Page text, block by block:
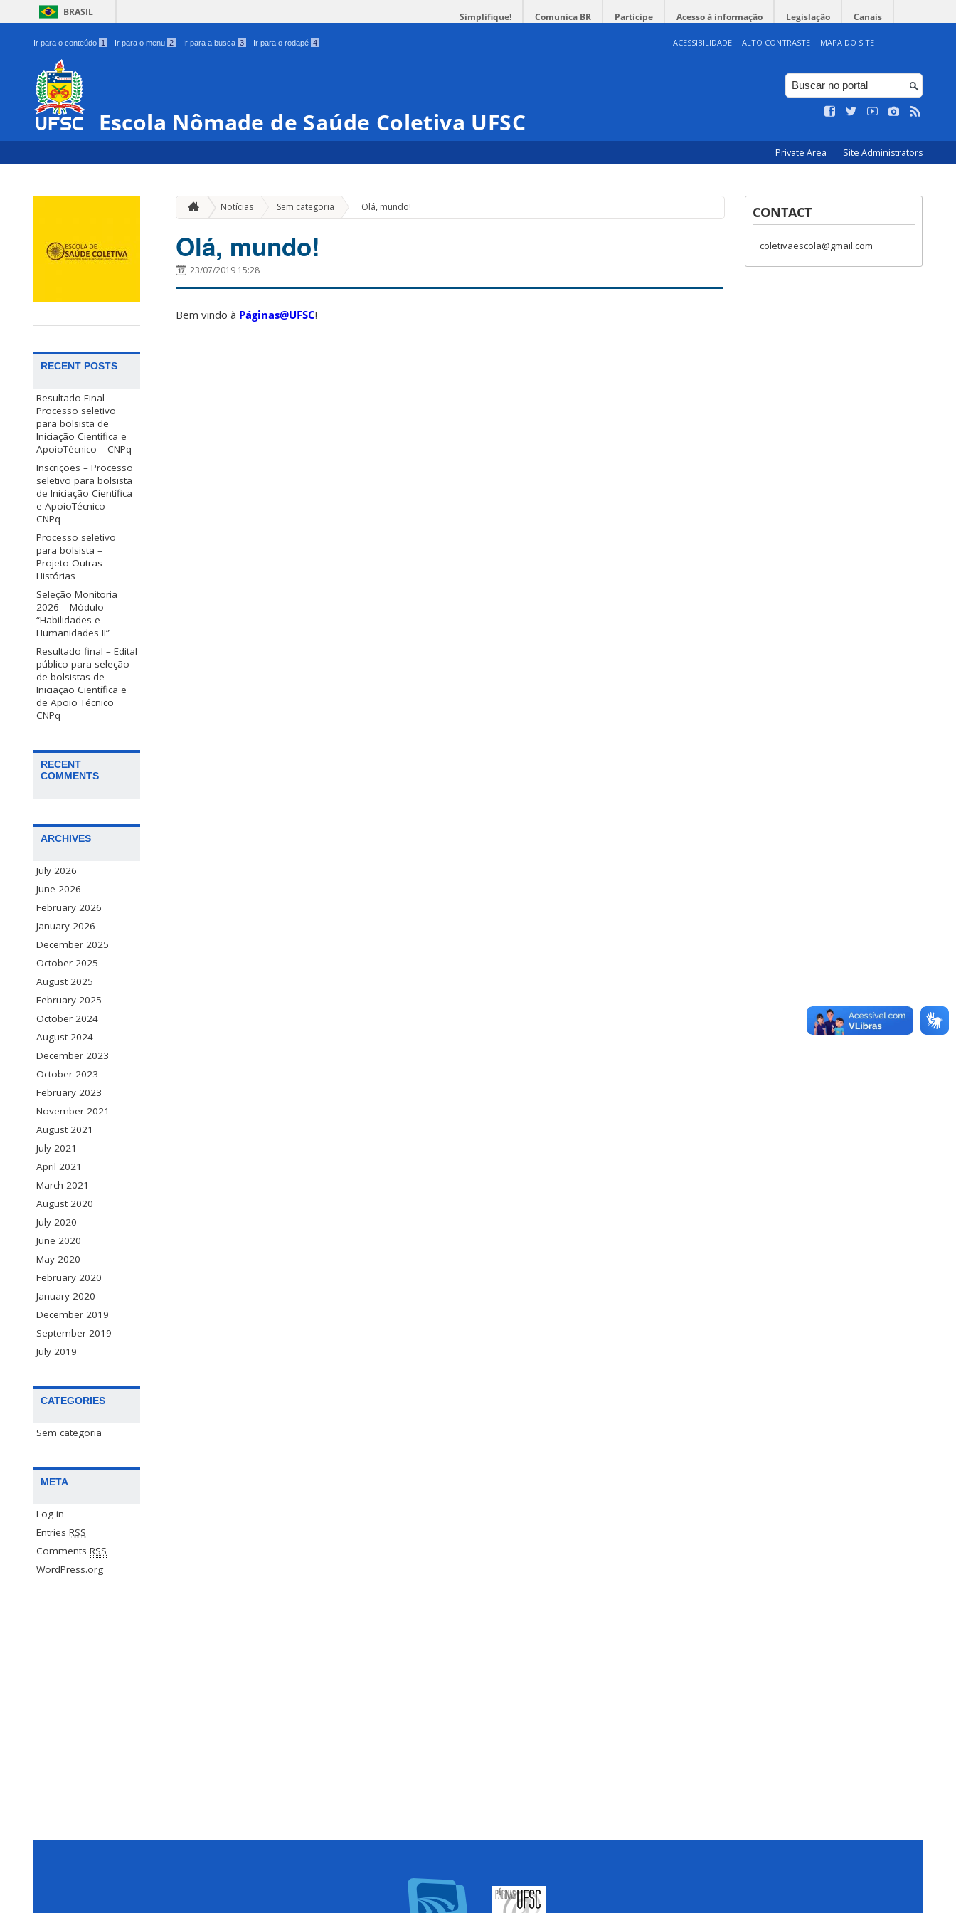
BRASIL Simplifique! Comunica BR Participe Acesso à informação Legislação Canais
Ir para o conteúdo 1 Ir para o menu 2 Ir para a busca 3 Ir para o rodapé 4 ACESSIBILIDADE ALTO CONTRASTE MAPA DO SITE
Escola Nômade de Saúde Coletiva UFSC
Private Area Site Administrators
RECENT POSTS
Resultado Final –
Processo seletivo
para bolsista de
Iniciação Científica e
ApoioTécnico – CNPq
Inscrições – Processo
seletivo para bolsista
de Iniciação Científica
e ApoioTécnico –
CNPq
Processo seletivo
para bolsista –
Projeto Outras
Histórias
Seleção Monitoria
2026 – Módulo
“Habilidades e
Humanidades II”
Resultado final – Edital
público para seleção
de bolsistas de
Iniciação Científica e
de Apoio Técnico
CNPq
RECENT
COMMENTS
ARCHIVES
July 2026
June 2026
February 2026
January 2026
December 2025
October 2025
August 2025
February 2025
October 2024
August 2024
December 2023
October 2023
February 2023
November 2021
August 2021
July 2021
April 2021
March 2021
August 2020
July 2020
June 2020
May 2020
February 2020
January 2020
December 2019
September 2019
July 2019
CATEGORIES
Sem categoria
META
Log in
Entries RSS
Comments RSS
WordPress.org
Notícias Sem categoria » Olá, mundo!
Olá, mundo!
23/07/2019 15:28
Bem vindo à Páginas@UFSC!
CONTACT
coletivaescola@gmail.com